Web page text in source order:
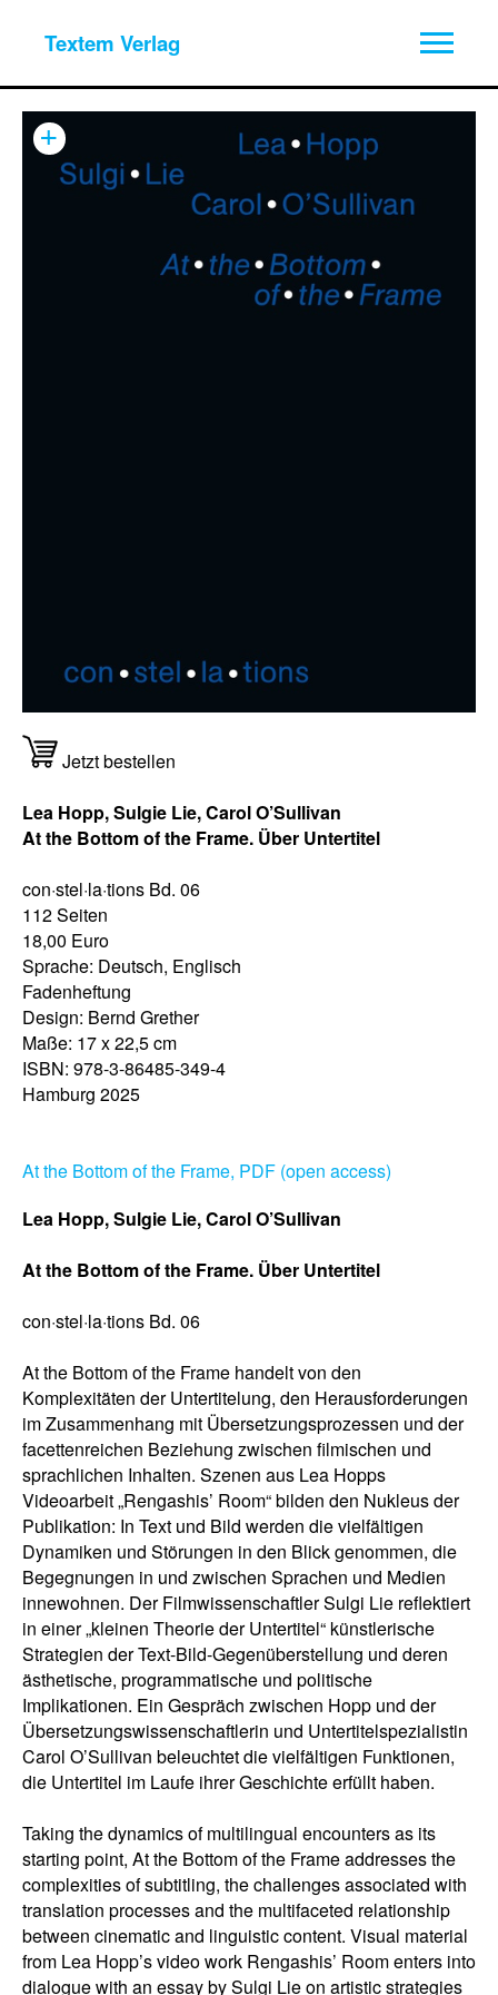
Textem Verlag
+
Lea Hopp, Sulgie Lie, Carol O’Sullivan
At the Bottom of the Frame. Über Untertitel
con·stel·la·tions Bd. 06
At the Bottom of the Frame handelt von den
Komplexitäten der Untertitelung, den Herausforderungen
im Zusammenhang mit Übersetzungsprozessen und der
facettenreichen Beziehung zwischen filmischen und
sprachlichen Inhalten. Szenen aus Lea Hopps
Videoarbeit „Rengashis’ Room“ bilden den Nukleus der
Publikation: In Text und Bild werden die vielfältigen
Dynamiken und Störungen in den Blick genommen, die
Begegnungen in und zwischen Sprachen und Medien
innewohnen. Der Filmwissenschaftler Sulgi Lie reflektiert
in einer „kleinen Theorie der Untertitel“ künstlerische
Strategien der Text-Bild-Gegenüberstellung und deren
ästhetische, programmatische und politische
Implikationen. Ein Gespräch zwischen Hopp und der
Übersetzungswissenschaftlerin und Untertitelspezialistin
Carol O’Sullivan beleuchtet die vielfältigen Funktionen,
die Untertitel im Laufe ihrer Geschichte erfüllt haben.
Taking the dynamics of multilingual encounters as its
starting point, At the Bottom of the Frame addresses the
complexities of subtitling, the challenges associated with
translation processes and the multifaceted relationship
between cinematic and linguistic content. Visual material
from Lea Hopp’s video work Rengashis’ Room enters into
dialogue with an essay by Sulgi Lie on artistic strategies
Jetzt bestellen
Lea Hopp, Sulgie Lie, Carol O’Sullivan
At the Bottom of the Frame. Über Untertitel
con·stel·la·tions Bd. 06
112 Seiten
18,00 Euro
Sprache: Deutsch, Englisch
Fadenheftung
Design: Bernd Grether
Maße: 17 x 22,5 cm
ISBN: 978-3-86485-349-4
Hamburg 2025
At the Bottom of the Frame, PDF (open access)